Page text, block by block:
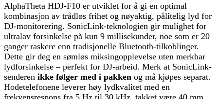
AlphaTheta HDJ-F10 er utviklet for å gi en optimal
kombinasjon av trådløs frihet og nøyaktig, pålitelig lyd for
DJ-monitorering. SonicLink-teknologien gir mulighet for
ultralav forsinkelse på kun 9 millisekunder, noe som er 20
ganger raskere enn tradisjonelle Bluetooth-tilkoblinger.
Dette gir deg en sømløs miksingopplevelse uten merkbar
lydforsinkelse – perfekt for DJ-arbeid. Merk at SonicLink-
senderen ikke følger med i pakken og må kjøpes separat.
Hodetelefonene leverer høy lydkvalitet med en
frekvensrespons fra 5 Hz til 30 kHz, takket være 40 mm